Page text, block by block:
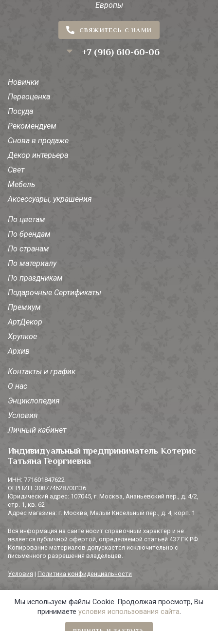
Европы
СВЯЖИТЕСЬ С НАМИ
+7 (916) 610-60-06
Новинки
Переоценка
Посуда
Рекомендуем
Снова в продаже
Декор интерьера
Свет
Мебель
Аксессуары, украшения
По цветам
По брендам
По странам
По материалу
По праздникам
Подарочные Сертификаты
Премиум
АртДекор
Хрупкое
Архив
Контакты и график
О нас
Энциклопедия
Условия
Личный кабинет
Индивидуальный предприниматель Котерис
Татьяна Георгиевна
ИНН: 771601847622
ОГРНИП: 308774628700136
Юридический адрес: 107045, г. Москва, Ананьевский пер., д. 4/2,
стр. 1, кв. 62
Адрес магазина: г. Москва, Малый Кисельный пер., д. 4, корп. 1
Вся информация на сайте носит справочный характер и не
является публичной офертой, определяемой статьей 437 ГК РФ.
Копирование материалов допускается исключительно с
письменного разрешения владельцев.
Условия | Политика конфиденциальности
© 2014-2026 «3 СОРОКИ». Все права защищены.
Мы используем файлы Cookie. Продолжая просмотр, Вы
принимаете условия использования сайта.